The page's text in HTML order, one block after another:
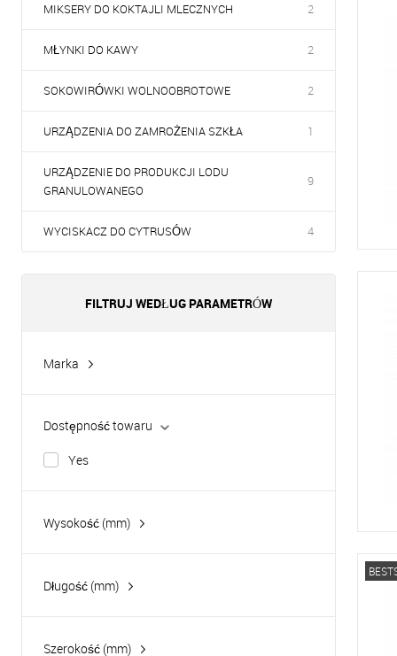
MIKSERY DO KOKTAJLI MLECZNYCH 2
MŁYNKI DO KAWY 2
SOKOWIRÓWKI WOLNOOBROTOWE 2
URZĄDZENIA DO ZAMROŻENIA SZKŁA 1
URZĄDZENIE DO PRODUKCJI LODU
GRANULOWANEGO
9
WYCISKACZ DO CYTRUSÓW 4
FILTRUJ WEDŁUG PARAMETRÓW
Marka
Dostępność towaru
Yes
Wysokość (mm)
Długość (mm)
Szerokość (mm)